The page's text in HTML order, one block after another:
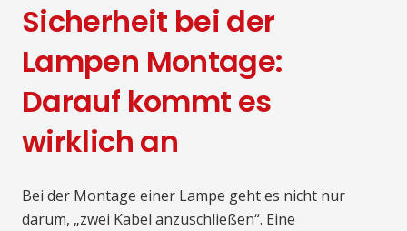
Sicherheit bei der
Lampen Montage:
Darauf kommt es
wirklich an
Bei der Montage einer Lampe geht es nicht nur
darum, „zwei Kabel anzuschließen“. Eine